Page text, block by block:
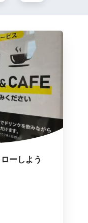
ーしよう